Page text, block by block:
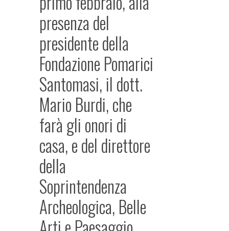
presenza del
presidente della
Fondazione Pomarici
Santomasi, il dott.
Mario Burdi, che
farà gli onori di
casa, e del direttore
della
Soprintendenza
Archeologica, Belle